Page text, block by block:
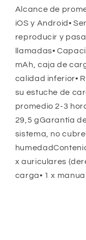
Alcance de
iOS y Android•
reproducir y
llamadas•
mAh, caja de
calidad inferior•
su estuche de
promedio 2-3
29,5 gGarantía
sistema, no
x auriculares
carga• 1 x